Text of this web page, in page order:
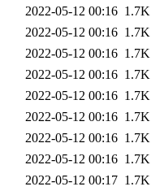
2022-05-12 00:16 1.7K
2022-05-12 00:16 1.7K
2022-05-12 00:16 1.7K
2022-05-12 00:16 1.7K
2022-05-12 00:16 1.7K
2022-05-12 00:16 1.7K
2022-05-12 00:16 1.7K
2022-05-12 00:16 1.7K
2022-05-12 00:17 1.7K